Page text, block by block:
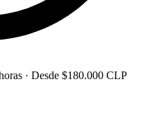
· Desde $180.000 CLP